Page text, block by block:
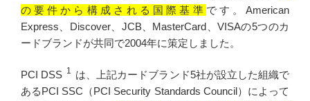
の要件から構成される国際基準 です。American
Express、Discover、JCB、MasterCard、VISAの5つのカ
ードブランドが共同で2004年に策定しました。
PCI DSS 1 は、上記カードブランド5社が設立した組織で
あるPCI SSC（PCI Security Standards Council）によって